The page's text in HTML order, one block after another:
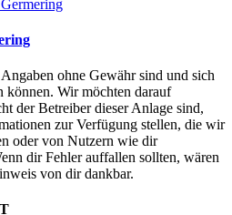
ohne Gewähr sind und sich
können. Wir möchten darauf
der Betreiber dieser Anlage sind,
zur Verfügung stellen, die wir
oder von Nutzern wie dir
dir Fehler auffallen sollten, wären
von dir dankbar.